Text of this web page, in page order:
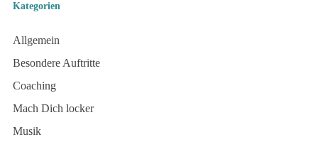
Kategorien
Allgemein
Besondere Auftritte
Coaching
Mach Dich locker
Musik